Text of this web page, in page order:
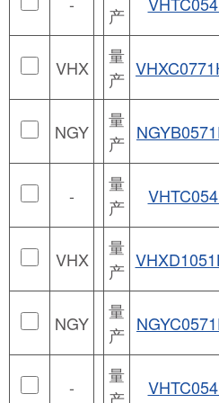
产
VHX
量
产
NGY
量
产
-
量
产
VHX
量
产
NGY
量
产
-
量